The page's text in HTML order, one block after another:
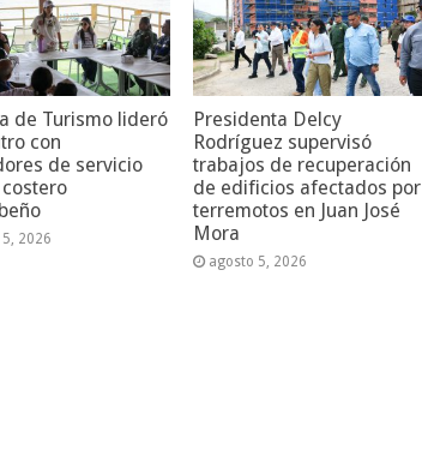
de Turismo lideró
con
de servicio
2026
Presidenta Delcy
Rodríguez supervisó
trabajos de recuperación
de edificios afectados por
terremotos en Juan José
Mora
agosto 5, 2026